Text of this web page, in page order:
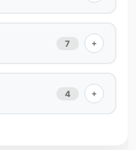
7 +
4 +